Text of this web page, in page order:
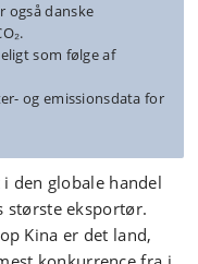
også danske
som følge af
og emissionsdata for
den globale handel
største eksportør.
Kina er det land,